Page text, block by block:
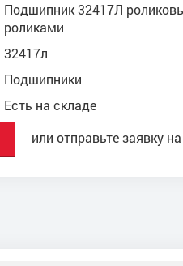
Подшипник 32417Л
роликами
32417л
Подшипники
Есть на складе
или отправьте заявку